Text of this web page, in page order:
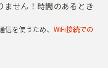
せん！​ 時間の​ある​とき
信を​使う​ため、 ​WiFi接続での​